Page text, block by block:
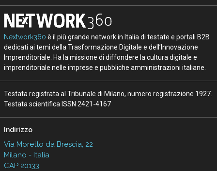
Nextwork360 è il più grande network in Italia di testate e portali B2B
dedicati ai temi della Trasformazione Digitale e dell’Innovazione
Imprenditoriale. Ha la missione di diffondere la cultura digitale e
imprenditoriale nelle imprese e pubbliche amministrazioni italiane.
Testata registrata al Tribunale di Milano, numero registrazione 1927.
Testata scientifica ISSN 2421-4167
Indirizzo
Via Moretto da Brescia, 22
Milano - Italia
CAP 20133